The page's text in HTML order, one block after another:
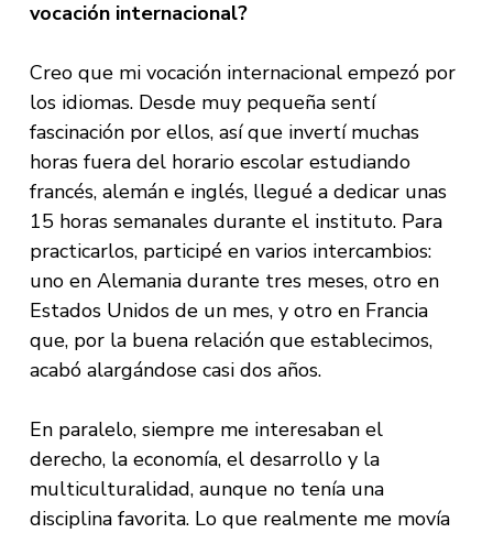
vocación internacional?
Creo que mi vocación internacional empezó por
los idiomas. Desde muy pequeña sentí
fascinación por ellos, así que invertí muchas
horas fuera del horario escolar estudiando
francés, alemán e inglés, llegué a dedicar unas
15 horas semanales durante el instituto. Para
practicarlos, participé en varios intercambios:
uno en Alemania durante tres meses, otro en
Estados Unidos de un mes, y otro en Francia
que, por la buena relación que establecimos,
acabó alargándose casi dos años.
En paralelo, siempre me interesaban el
derecho, la economía, el desarrollo y la
multiculturalidad, aunque no tenía una
disciplina favorita. Lo que realmente me movía